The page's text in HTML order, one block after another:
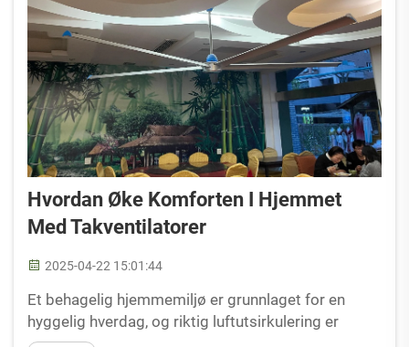
Hvordan Øke Komforten I Hjemmet
Med Takventilatorer
2025-04-22 15:01:44
Et behagelig hjemmemiljø er grunnlaget for en
hyggelig hverdag, og riktig luftutsirkulering er